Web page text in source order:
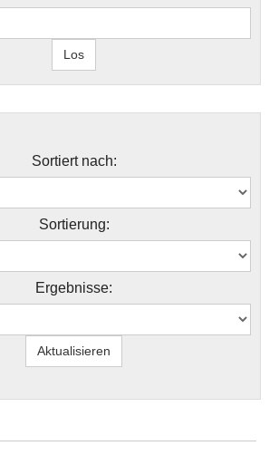
Sortiert nach:
Sortierung:
Ergebnisse: